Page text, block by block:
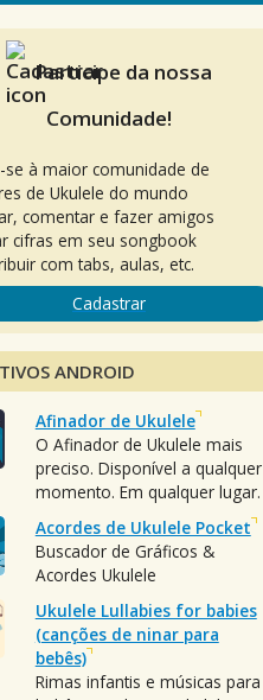
Participe da nossa
Comunidade!
se à maior comunidade de
de Ukulele do mundo
comentar e fazer amigos
cifras em seu songbook
com tabs, aulas, etc.
Cadastrar
ANDROID
Afinador de Ukulele
O Afinador de Ukulele mais
preciso. Disponível a qualquer
momento. Em qualquer lugar.
Acordes de Ukulele Pocket
Buscador de Gráficos &
Acordes Ukulele
Ukulele Lullabies for babies
(canções de ninar para
bebês)
Rimas infantis e músicas para